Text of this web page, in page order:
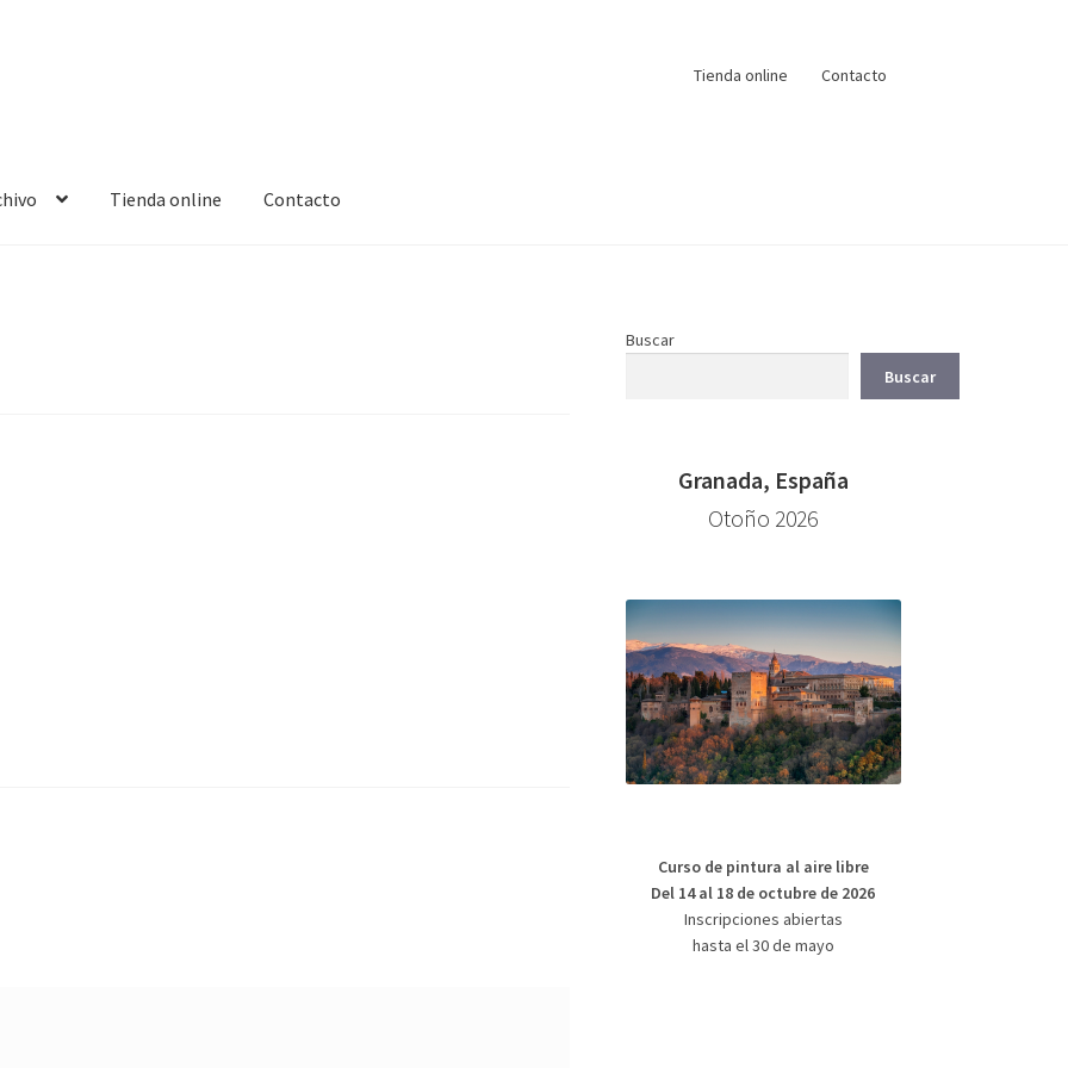
Tienda online Contacto
Tienda online Contacto
Buscar
Buscar
Granada, España
Otoño 2026
Curso de pintura al aire libre
Del 14 al 18 de octubre de 2026
Inscripciones abiertas
hasta el 30 de mayo